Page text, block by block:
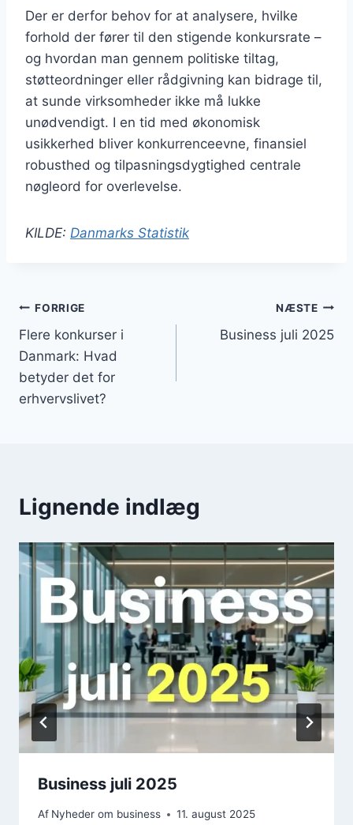
Der er derfor behov for at analysere, hvilke
forhold der fører til den stigende konkursrate –
og hvordan man gennem politiske tiltag,
støtteordninger eller rådgivning kan bidrage til,
at sunde virksomheder ikke må lukke
unødvendigt. I en tid med økonomisk
usikkerhed bliver konkurrenceevne, finansiel
robusthed og tilpasningsdygtighed centrale
nøgleord for overlevelse.
KILDE: Danmarks Statistik
Indlægsnavigation
FORRIGE
Flere konkurser i
Danmark: Hvad
betyder det for
erhvervslivet?
NÆSTE
Business juli 2025
Lignende indlæg
Business juli 2025
Af Nyheder om business 11. august 2025